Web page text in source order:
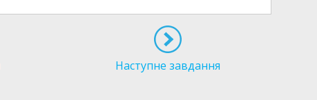
Наступне завдання